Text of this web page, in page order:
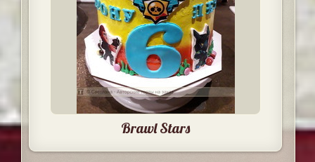
Brawl Stars